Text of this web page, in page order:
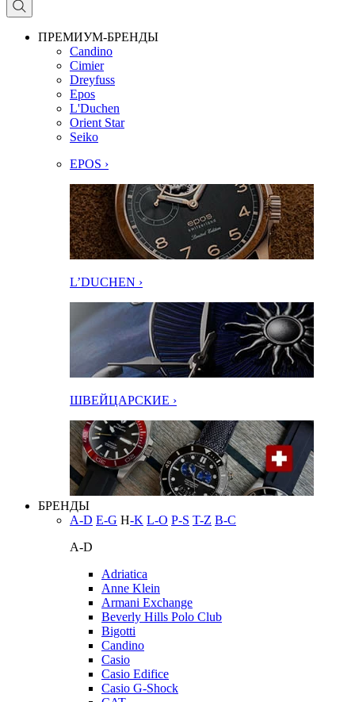
ПРЕМИУМ-БРЕНДЫ
Candino
Cimier
Dreyfuss
Epos
L'Duchen
Orient Star
Seiko
EPOS ›
L’DUCHEN ›
ШВЕЙЦАРСКИЕ ›
БРЕНДЫ
A-D E-G H-K L-O P-S T-Z В-С
A-D
Adriatica
Anne Klein
Armani Exchange
Beverly Hills Polo Club
Bigotti
Candino
Casio
Casio Edifice
Casio G-Shock